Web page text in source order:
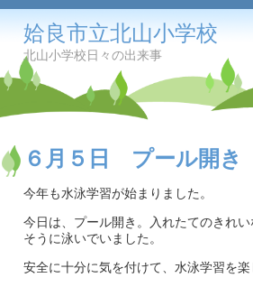
姶良市立北山小学校
北山小学校日々の出来事
６月５日 プール開き
今年も水泳学習が始まりました。
今日は、プール開き。入れたてのきれ
そうに泳いでいました。
安全に十分に気を付けて、水泳学習を楽